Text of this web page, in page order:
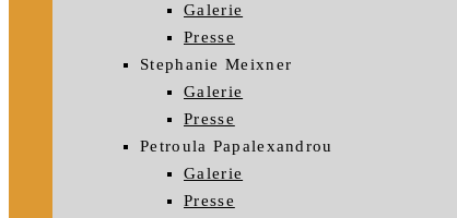
Galerie
Presse
Stephanie Meixner
Galerie
Presse
Petroula Papalexandrou
Galerie
Presse